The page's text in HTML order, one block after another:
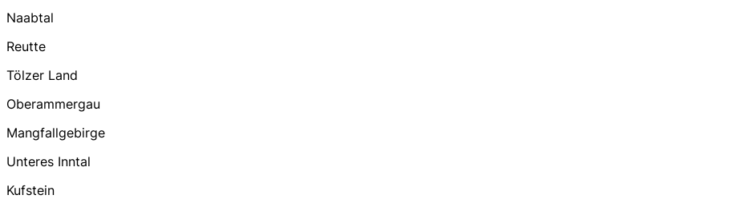
Naabtal
Reutte
Tölzer Land
Oberammergau
Mangfallgebirge
Unteres Inntal
Kufstein